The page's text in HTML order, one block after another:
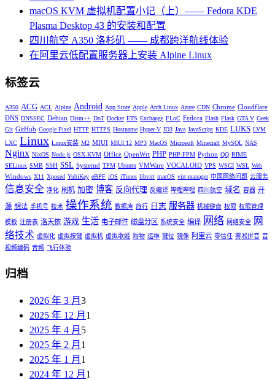
macOS KVM 虚拟机配置小记（上）—— Fedora KDE
Plasma Desktop 43 的安装和配置
四川航空 A350 洛杉矶 —— 成都跨洋航线体验
在阿里云低配置服务器上安装 Alpine Linux
标签云
A350 ACG ACL Alpine Android App Store Apple Arch Linux Azure CDN Chrome Cloudflare
DNS DNSSEC Debian Dism++ DoT Docker ETS Exchange FLoC Fedora Flash Flask GTA V Geek
Git GitHub Google Pixel HTTP HTTPS Hostname Hyper-V ID3 Java JavaScript KDE LUKS LVM
LXC Linux Linux安装 M2 MIUI MIUI 12 MP3 MacOS Microsoft Minecraft MySQL NAS
Nginx NixOS Node.js OSX-KVM Office OpenWrt PHP PHP-FPM Python QQ RIME
SELinux SMB SSH SSL Systemd TPM Ubuntu VMWare VOCALOID VPS WSGI WSL Web
Windows X11 Xposed YubiKey eBPF iOS iTunes libvirt macOS virt-manager 中国网络问题 云服务
信息安全 净化 刷机 加密 博客 反向代理 反编译 哔哩哔哩 四川航空 域名 容器 开
源 想法 手机号 技术 操作系统 数据库 旅行 日志 服务器 机械键盘 权限 权限管理
模板 注册表 洛天依 游戏 生活 电子邮件 磁盘分区 系统安全 编译 网络 网络安全
网
络技术 虚拟化 虚拟按键 虚拟机 虚拟歌姬 购物 运维 键位 镜像 阿里云 零信任 雾凇拼音 音
视频编码 音频 飞行体验
归档
2026 年 3 月 3
2025 年 12 月 1
2025 年 4 月 5
2025 年 2 月 1
2025 年 1 月 1
2024 年 12 月 1